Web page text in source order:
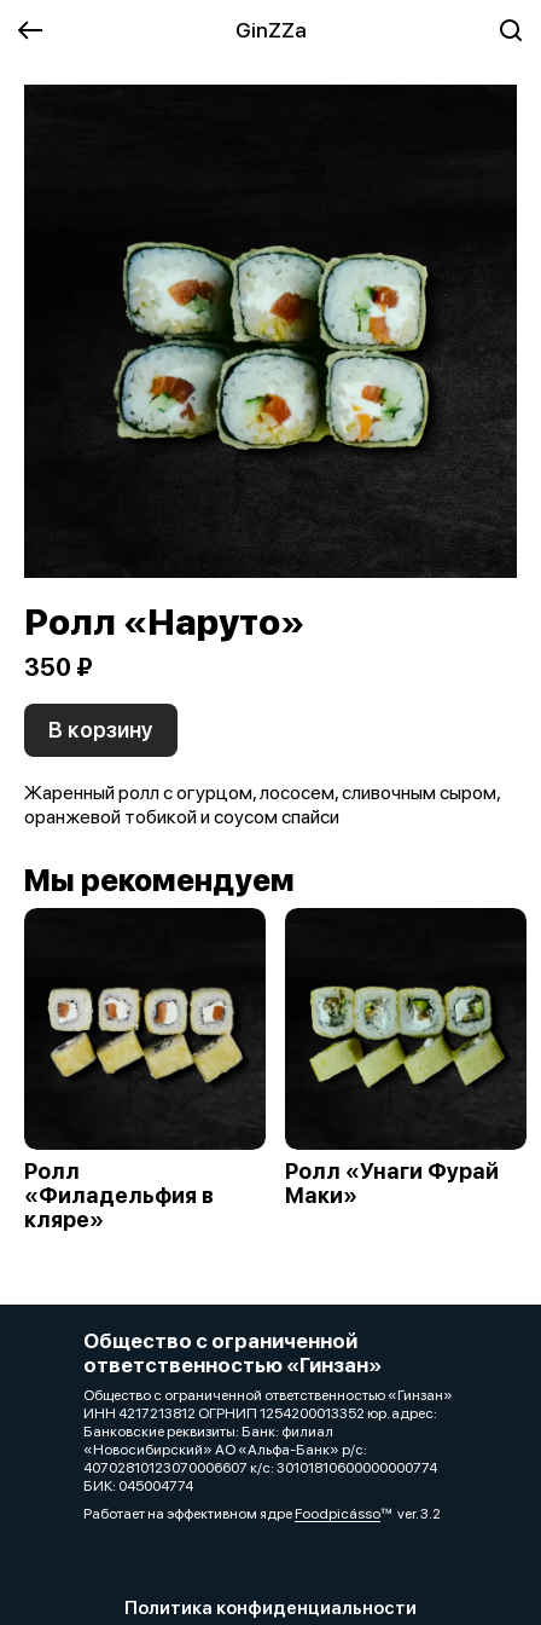
GinZZa
Ролл «Наруто»
350 ₽
В корзину
Жаренный ролл с огурцом, лососем, сливочным сыром,
оранжевой тобикой и соусом спайси
Мы рекомендуем
Ролл
«Филадельфия в
кляре»
Ролл «Унаги Фурай
Маки»
Общество с ограниченной
ответственностью «Гинзан»
Общество с ограниченной ответственностью «Гинзан»
ИНН 4217213812 ОГРНИП 1254200013352 юр. адрес:
Банковские реквизиты: Банк: филиал
«Новосибирский» АО «Альфа-Банк» р/с:
40702810123070006607 к/с: 30101810600000000774
БИК: 045004774
Работает на эффективном ядреFoodpicássover. 3.2
Политика конфиденциальности